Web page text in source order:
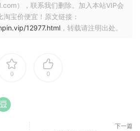
into sonqs
ideas a reality with audiolove.me
with audiolove.me innovative
Mac and Windows.
），联系我们删除。加入本站VIP会
宝价便宜！原文链接：
12977.html ，转载请注明出处。
0 0
下一篇